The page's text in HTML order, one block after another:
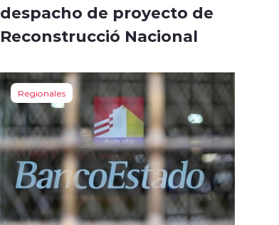
despacho de proyecto de
Reconstrucció Nacional
Regionales